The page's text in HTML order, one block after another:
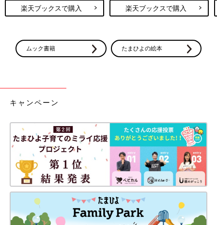
ビの要因になります。
脱いだ洗濯物はかご等にいれて、洗濯直前に槽内にいれましょ
洗濯洗剤・柔軟剤も、多く入れすぎると洗濯槽に残り汚れの原因
になります。衣類にとってもよくないので、適量を使用しましょ
汚れを防止し、汚れが出てきたら適切に手当てをする。
衣類やタオルをいつもキレイに保つためにも、洗濯槽自体をキレ
純正品のクリーナーの効果が長続きするのは、濃度の違いによる
ものなのですね。洗濯槽が汚れていると、気持ちよく洗濯ができ
ませんから、各家庭のニーズにあわせて、正しくお手入れしたい
ですね。
（取材・文／橋本真理子、たまひよONLINE編集部）
高橋ゆきさん
楽天ブックスで購入 楽天ブックスで購入
ムック書籍 たまひよの絵本
キャンペーン